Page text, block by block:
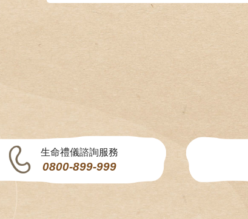
生命禮儀諮詢服務
0800-899-999